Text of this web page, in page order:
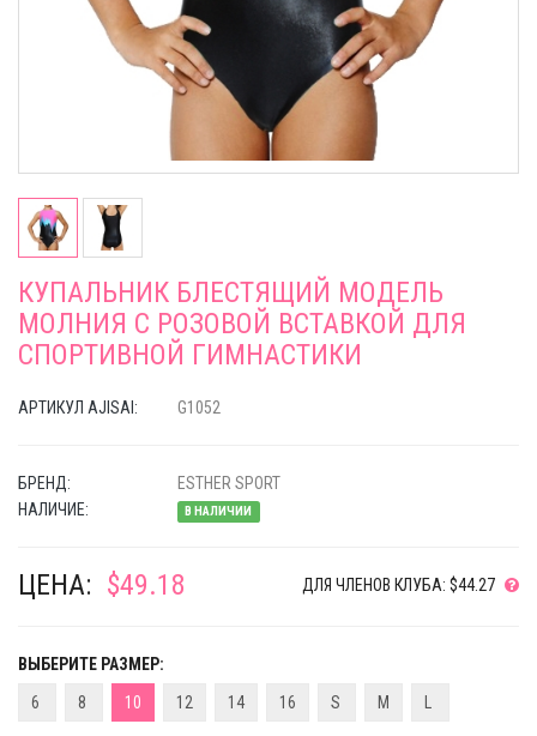
КУПАЛЬНИК БЛЕСТЯЩИЙ МОДЕЛЬ
МОЛНИЯ С РОЗОВОЙ ВСТАВКОЙ ДЛЯ
СПОРТИВНОЙ ГИМНАСТИКИ
АРТИКУЛ AJISAI: G1052
БРЕНД:
ESTHER SPORT
НАЛИЧИЕ:
В НАЛИЧИИ
ЦЕНА: $49.18 ДЛЯ ЧЛЕНОВ КЛУБА: $44.27
ВЫБЕРИТЕ РАЗМЕР:
6
8 10 12 14 16 S M